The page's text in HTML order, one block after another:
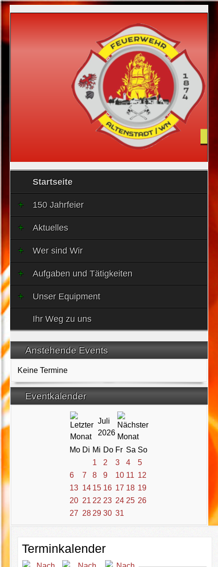
Startseite
150 Jahrfeier
Aktuelles
Wer sind Wir
Aufgaben und Tätigkeiten
Unser Equipment
Ihr Weg zu uns
Anstehende Events
Keine Termine
Eventkalender
Juli
2026
Mo Di Mi Do Fr Sa So
1
2 3 4
5
6
7 8 9 10 11 12
13 14 15 16 17 18 19
20 21 22 23 24 25 26
27 28 29 30 31
Terminkalender